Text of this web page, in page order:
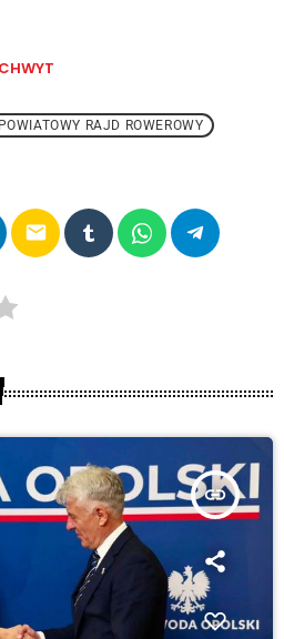
POWIATOWY RAJD ROWEROWY
email
insert_link